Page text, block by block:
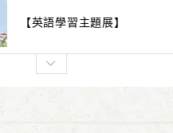
【英語學習主題展】